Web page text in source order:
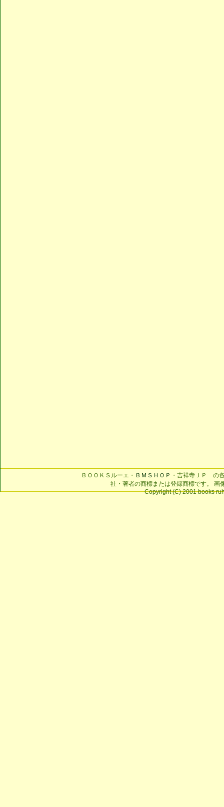
ＢＯＯＫＳルーエ・ ＢＭＳＨＯＰ ・吉祥寺ＪＰ の
社・著者の商標または登録商標です。 画
Copyright (C) 2001 books